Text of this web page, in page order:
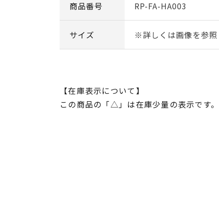
商品番号 RP-FA-HA003
サイズ ※詳しくは画像を参照
【在庫表示について】
この商品の「△」は在庫少量の表示です。